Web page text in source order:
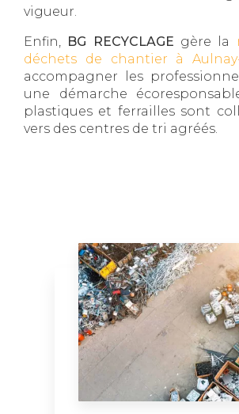
vigueur.
Enfin, BG RECYCLAGE gère la
déchets de chantier à
accompagner les
une démarche
plastiques et ferrailles sont
vers des centres de tri agréés.